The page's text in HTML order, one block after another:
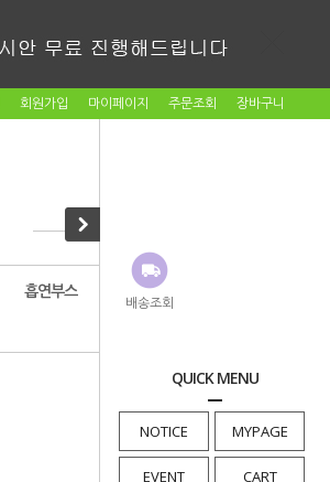
배송조회
QUICK MENU
NOTICE MYPAGE
EVENT CART
회원가입 마이페이지 주문조회 장바구니
흡연부스 암롤박스
home> 리뷰모음